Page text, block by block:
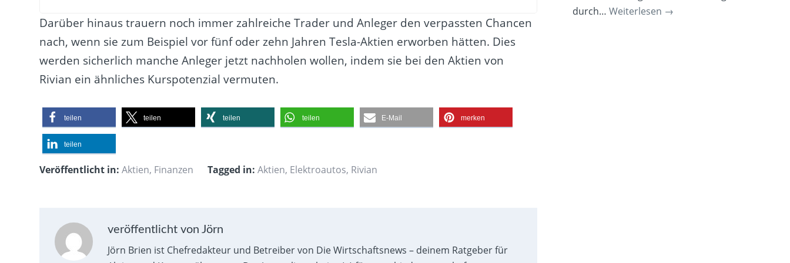
Darüber hinaus trauern noch immer zahlreiche Trader und Anleger den verpassten Chancen
nach, wenn sie zum Beispiel vor fünf oder zehn Jahren Tesla-Aktien erworben hätten. Dies
werden sicherlich manche Anleger jetzt nachholen wollen, indem sie bei den Aktien von
Rivian ein ähnliches Kurspotenzial vermuten.
teilen teilen teilen teilen E-Mail merken
teilen
Veröffentlicht in: Aktien, Finanzen Tagged in: Aktien, Elektroautos, Rivian
veröffentlicht von Jörn
Jörn Brien ist Chefredakteur und Betreiber von Die Wirtschaftsnews – deinem Ratgeber für
durch…Weiterlesen →